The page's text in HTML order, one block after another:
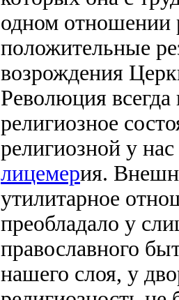
одном отношении
положительные
возрождения
Революция всегда
религиозное
религиозной у
лицемерия.
утилитарное
преобладало у
православного
нашего слоя, у